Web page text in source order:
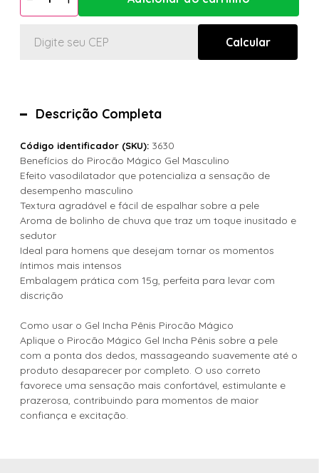
Descrição Completa
Código identificador (SKU): 3630
Benefícios do Pirocão Mágico Gel Masculino
Efeito vasodilatador que potencializa a sensação de
desempenho masculino
Textura agradável e fácil de espalhar sobre a pele
Aroma de bolinho de chuva que traz um toque inusitado e
sedutor
Ideal para homens que desejam tornar os momentos
íntimos mais intensos
Embalagem prática com 15g, perfeita para levar com
discrição
Como usar o Gel Incha Pênis Pirocão Mágico
Aplique o Pirocão Mágico Gel Incha Pênis sobre a pele
com a ponta dos dedos, massageando suavemente até o
produto desaparecer por completo. O uso correto
favorece uma sensação mais confortável, estimulante e
prazerosa, contribuindo para momentos de maior
confiança e excitação.